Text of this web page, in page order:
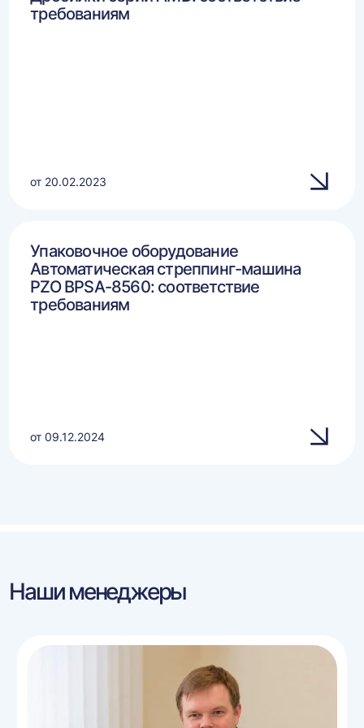
требованиям
от 20.02.2023
Упаковочное оборудование
Автоматическая стреппинг-машина
PZO BPSA-8560: соответствие
требованиям
от 09.12.2024
Наши менеджеры